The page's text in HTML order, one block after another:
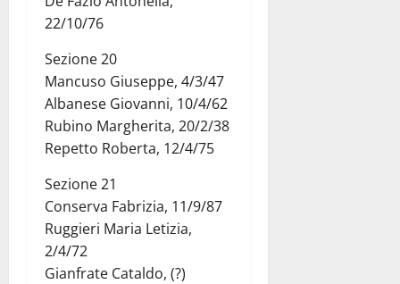
22/10/76
Sezione 20
Mancuso Giuseppe, 4/3/47
Albanese Giovanni, 10/4/62
Rubino Margherita, 20/2/38
Repetto Roberta, 12/4/75
Sezione 21
Conserva Fabrizia, 11/9/87
Ruggieri Maria Letizia,
2/4/72
Gianfrate Cataldo, (?)